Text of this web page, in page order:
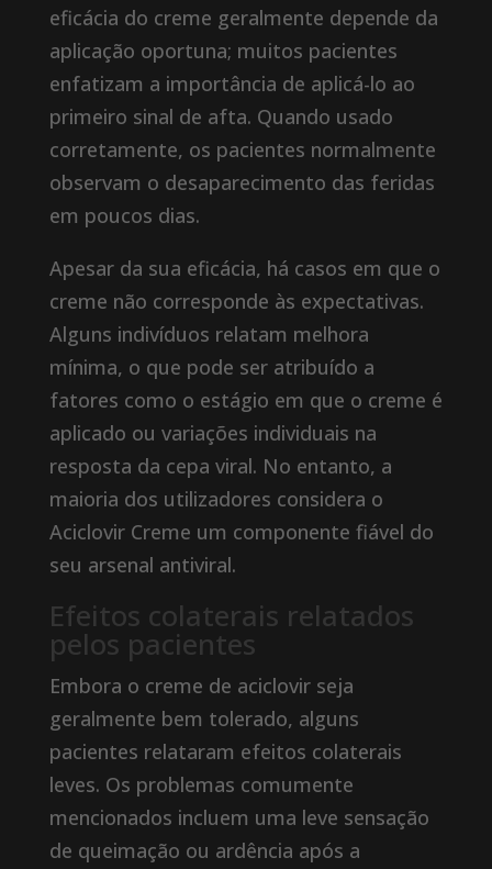
eficácia do creme geralmente depende da
aplicação oportuna; muitos pacientes
enfatizam a importância de aplicá-lo ao
primeiro sinal de afta. Quando usado
corretamente, os pacientes normalmente
observam o desaparecimento das feridas
em poucos dias.
Apesar da sua eficácia, há casos em que o
creme não corresponde às expectativas.
Alguns indivíduos relatam melhora
mínima, o que pode ser atribuído a
fatores como o estágio em que o creme é
aplicado ou variações individuais na
resposta da cepa viral. No entanto, a
maioria dos utilizadores considera o
Aciclovir Creme um componente fiável do
seu arsenal antiviral.
Efeitos colaterais relatados
pelos pacientes
Embora o creme de aciclovir seja
geralmente bem tolerado, alguns
pacientes relataram efeitos colaterais
leves. Os problemas comumente
mencionados incluem uma leve sensação
de queimação ou ardência após a